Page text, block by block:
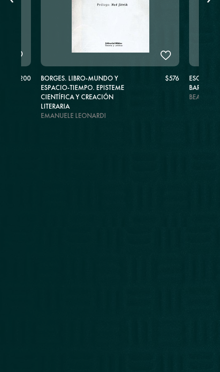
$1.200
BORGES. LIBRO-MUNDO Y
ESPACIO-TIEMPO. EPISTEME
CIENTÍFICA Y CREACIÓN
LITERARIA
EMANUELE LEONARDI
$576
BARTHES
BEATRIZ